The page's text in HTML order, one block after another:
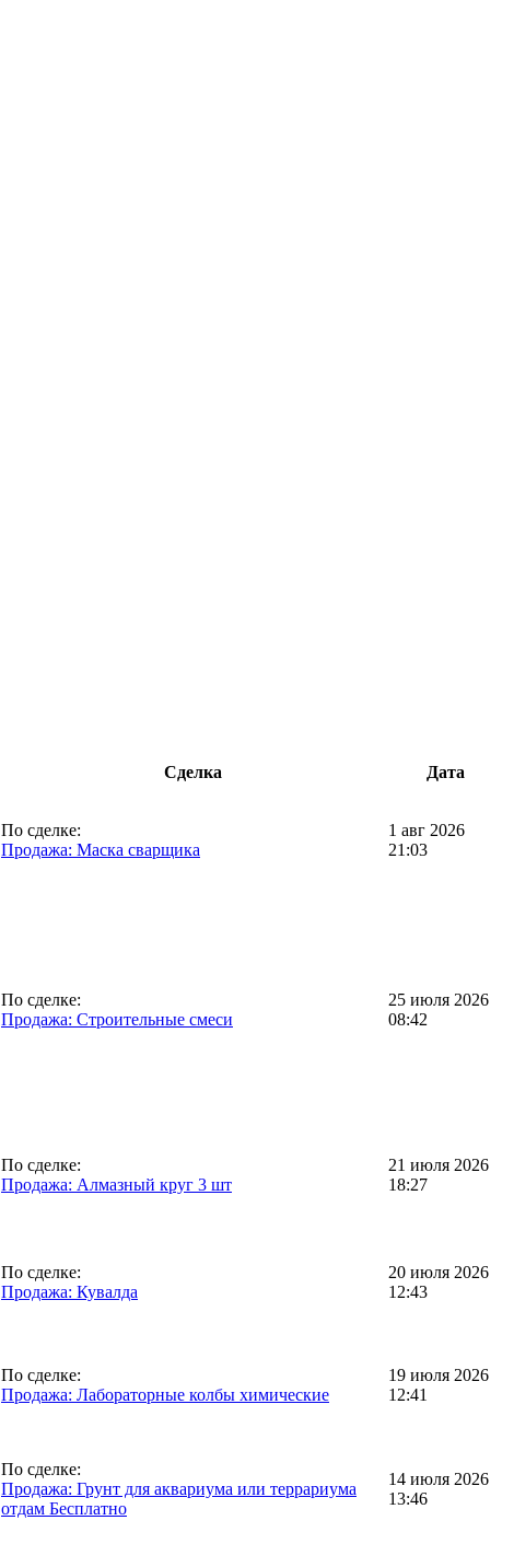
Сделка Дата
По сделке:
Продажа: Маска сварщика
1 авг 2026
21:03
По сделке:
Продажа: Строительные смеси
25 июля 2026
08:42
По сделке:
Продажа: Алмазный круг 3 шт
21 июля 2026
18:27
По сделке:
Продажа: Кувалда
20 июля 2026
12:43
По сделке:
Продажа: Лабораторные колбы химические
19 июля 2026
12:41
По сделке:
Продажа: Грунт для аквариума или террариума
отдам Бесплатно
14 июля 2026
13:46